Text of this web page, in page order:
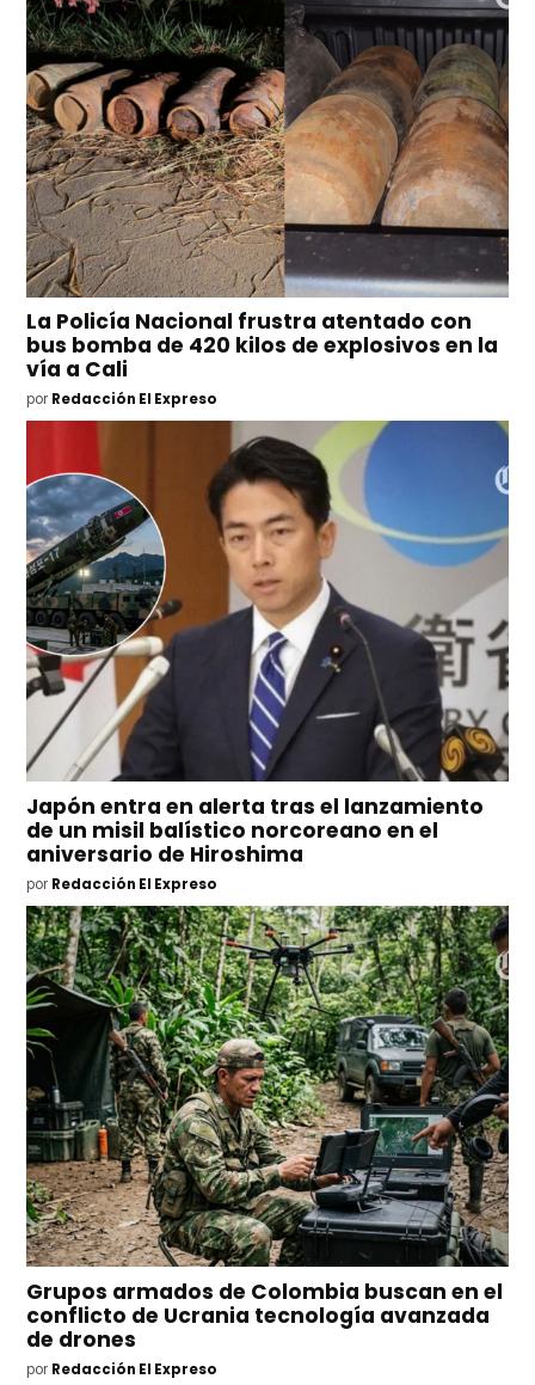
La Policía Nacional frustra atentado con
bus bomba de 420 kilos de explosivos en la
vía a Cali
por Redacción El Expreso
Japón entra en alerta tras el lanzamiento
de un misil balístico norcoreano en el
aniversario de Hiroshima
por Redacción El Expreso
Grupos armados de Colombia buscan en el
conflicto de Ucrania tecnología avanzada
de drones
por Redacción El Expreso